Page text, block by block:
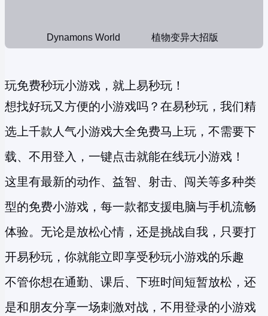
Dynamons World 植物变异大招版
玩免费秒玩小游戏，就上易秒玩！
想找好玩又方便的小游戏吗？在易秒玩，我们精
选上千款人气小游戏大全免费马上玩，不需要下
载、不用登入，一键点击就能在线玩小游戏！
这里有最新的动作、益智、射击、闯关等多种类
型的免费小游戏 ，每一款都支援电脑与手机流畅
体验。无论是放松心情，还是挑战自我，只要打
开易秒玩，你就能立即享受秒玩小游戏的乐趣
不管你想在通勤、课后、下班时间短暂放松，还
是和朋友分享一场刺激对战，不用登录的小游戏